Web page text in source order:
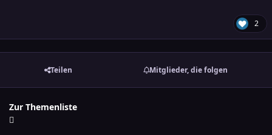
2
Teilen Mitglieder, die folgen
Zur Themenliste